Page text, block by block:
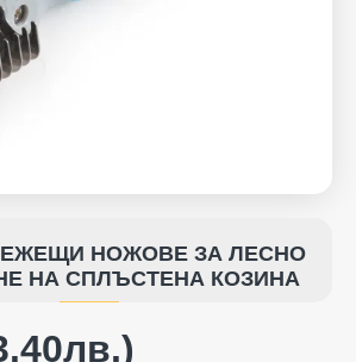
НОЖОВЕ ЗА ЛЕСНО
НА СПЛЪСТЕНА КОЗИНА